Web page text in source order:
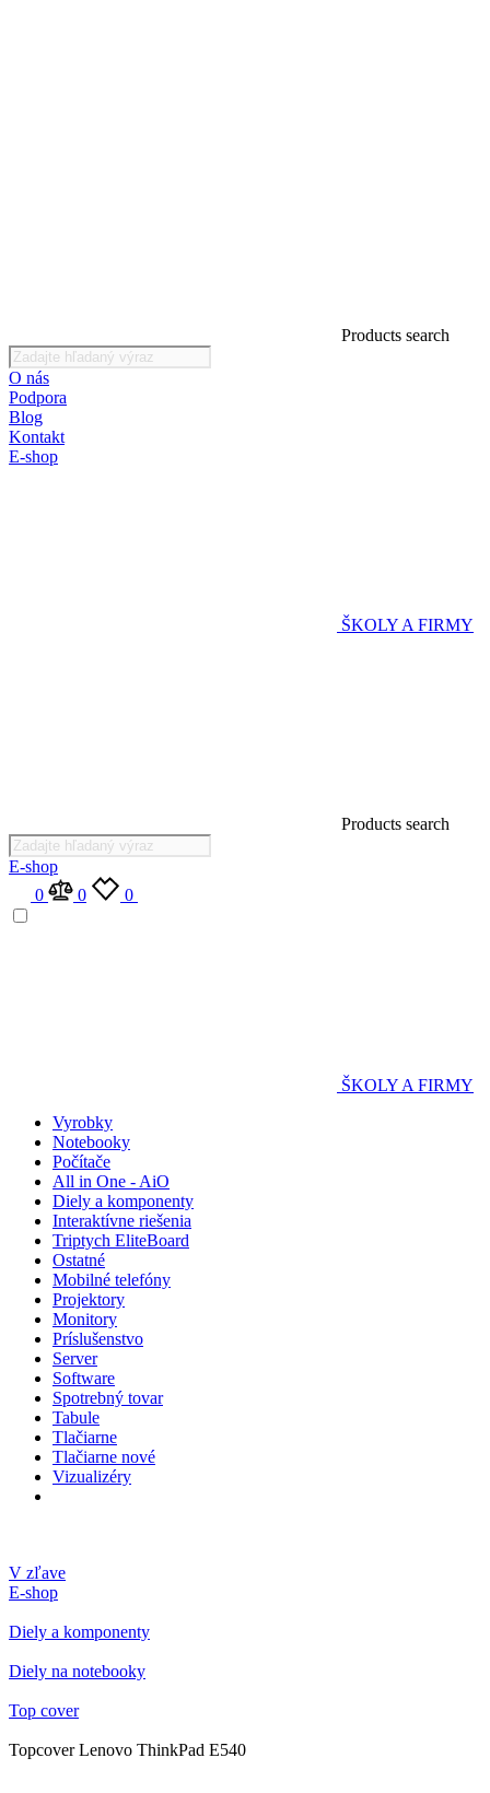
Products search
O nás
Podpora
Blog
Kontakt
E-shop
ŠKOLY A FIRMY
Products search
E-shop
0
0 0
ŠKOLY A FIRMY
Vyrobky
Notebooky
Počítače
All in One - AiO
Diely a komponenty
Interaktívne riešenia
Triptych EliteBoard
Ostatné
Mobilné telefóny
Projektory
Monitory
Príslušenstvo
Server
Software
Spotrebný tovar
Tabule
Tlačiarne
Tlačiarne nové
Vizualizéry
V zľave
E-shop
Diely a komponenty
Diely na notebooky
Top cover
Topcover Lenovo ThinkPad E540